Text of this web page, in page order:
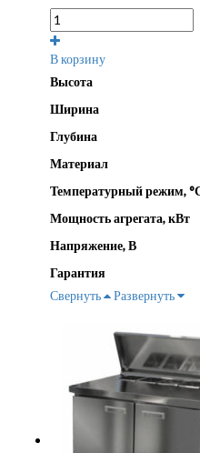
В корзину
Высота
Ширина
Глубина
Материал
Температурный режим,
Мощность агрегата, кВт
Напряжение, В
Гарантия
Свернуть
Развернуть